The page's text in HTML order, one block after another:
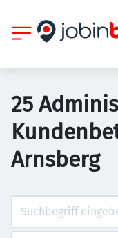
25
Arnsberg